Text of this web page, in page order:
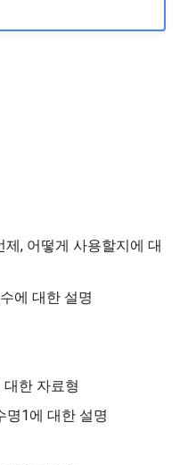
제, 어떻게 사용할지에 대
에 대한 설명
한 자료형
명1에 대한 설명